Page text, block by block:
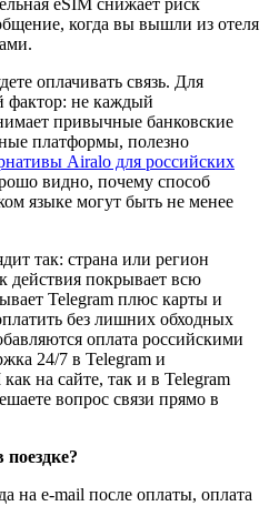
eSIM снижает риск
когда вы вышли из отеля
оплачивать связь. Для
фактор: не каждый
привычные банковские
платформы, полезно
Airalo для российских
видно, почему способ
языке могут быть не менее
так: страна или регион
действия покрывает всю
Telegram плюс карты и
без лишних обходных
оплата российскими
24/7 в Telegram и
на сайте, так и в Telegram
вопрос связи прямо в
на e-mail после оплаты, оплата